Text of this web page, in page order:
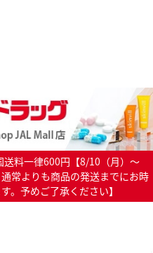
料一律600円【8/10（月）～
常よりも商品の発送までにお時
。予めご了承ください】